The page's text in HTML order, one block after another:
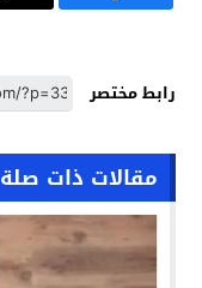
رابط مختصر
مقالات ذات صلة